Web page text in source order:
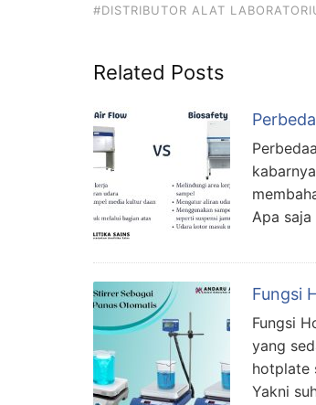
#DISTRIBUTOR ALAT
Related Posts
Apa
Fungsi
Fungsi
yang
hotplate
Yakni